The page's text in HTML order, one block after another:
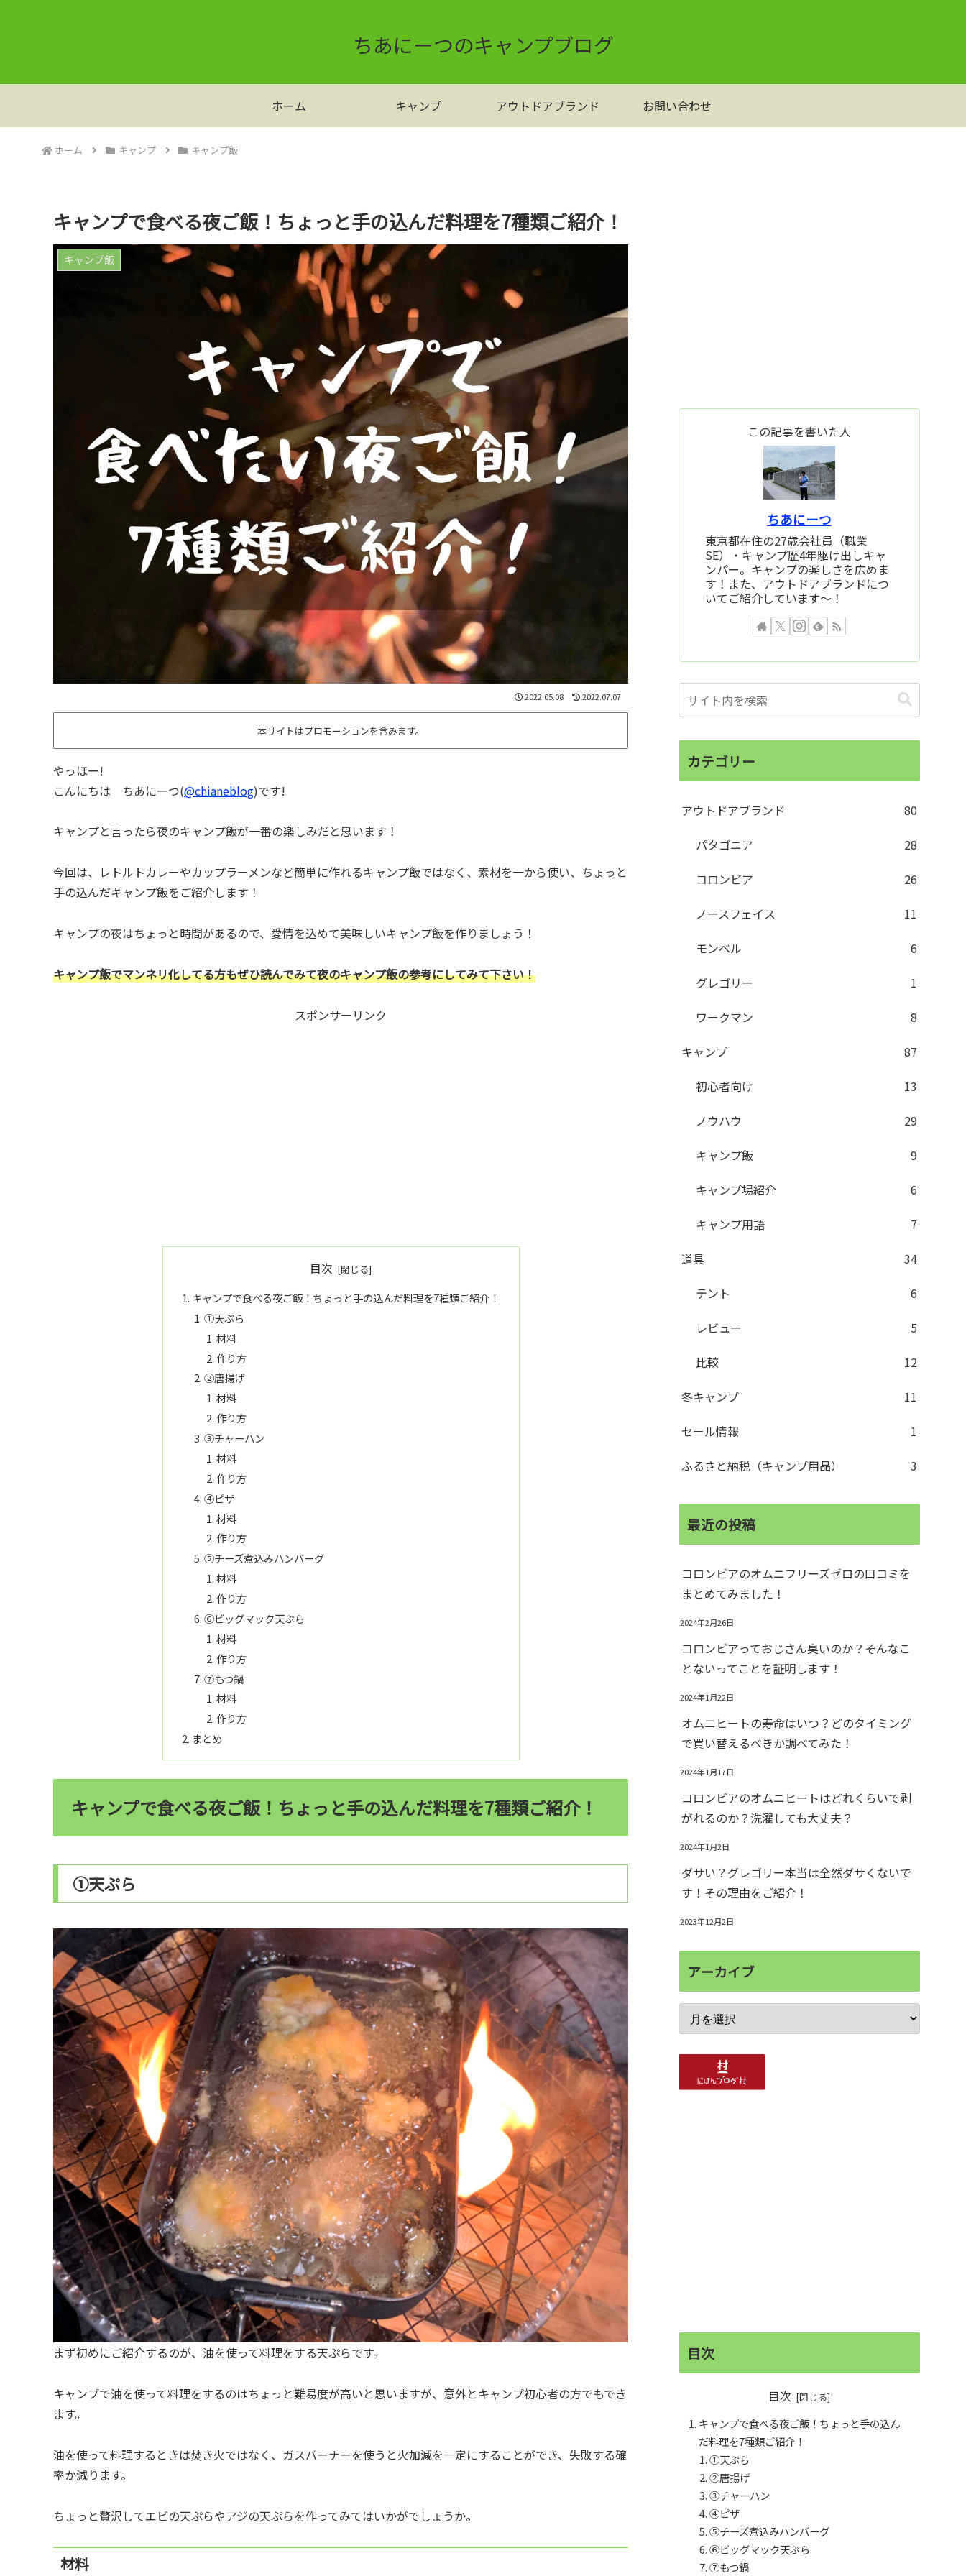
ちあにーつのキャンプブログ
ホーム キャンプ アウトドアブランド お問い合わせ
ホーム キャンプ キャンプ飯
キャンプで食べる夜ご飯！ちょっと手の込んだ料理を7種類ご紹介！
キャンプ飯
2022.05.08 2022.07.07
本サイトはプロモーションを含みます。
やっほー!
こんにちは ちあにーつ(@chianeblog)です!
キャンプと言ったら夜のキャンプ飯が一番の楽しみだと思います！
今回は、レトルトカレーやカップラーメンなど簡単に作れるキャンプ飯ではなく、素材を一から使い、ちょっと
手の込んだキャンプ飯をご紹介します！
キャンプの夜はちょっと時間があるので、愛情を込めて美味しいキャンプ飯を作りましょう！
キャンプ飯でマンネリ化してる方もぜひ読んでみて夜のキャンプ飯の参考にしてみて下さい！
スポンサーリンク
目次
キャンプで食べる夜ご飯！ちょっと手の込んだ料理を7種類ご紹介！
①天ぷら
材料
作り方
②唐揚げ
材料
作り方
③チャーハン
材料
作り方
④ピザ
材料
作り方
⑤チーズ煮込みハンバーグ
材料
作り方
⑥ビッグマック天ぷら
材料
作り方
⑦もつ鍋
材料
作り方
まとめ
キャンプで食べる夜ご飯！ちょっと手の込んだ料理を7種類ご紹介！
①天ぷら
まず初めにご紹介するのが、油を使って料理をする天ぷらです。
キャンプで油を使って料理をするのはちょっと難易度が高いと思いますが、意外とキャンプ初心者の方でもでき
ます。
油を使って料理するときは焚き火ではなく、ガスバーナーを使うと火加減を一定にすることができ、失敗する確
率か減ります。
ちょっと贅沢してエビの天ぷらやアジの天ぷらを作ってみてはいかがでしょうか。
材料
この記事を書いた人
ちあにーつ
東京都在住の27歳会社員（職業
SE）・キャンプ歴4年駆け出しキャ
ンパー。キャンプの楽しさを広めま
す！また、アウトドアブランドにつ
いてご紹介しています～！
カテゴリー
アウトドアブランド
80
パタゴニア
28
コロンビア
26
ノースフェイス
11
モンベル
6
グレゴリー
1
ワークマン
8
キャンプ
87
初心者向け
13
ノウハウ
29
キャンプ飯
9
キャンプ場紹介
6
キャンプ用語
7
道具
34
テント
6
レビュー
5
比較
12
冬キャンプ
11
セール情報
1
ふるさと納税（キャンプ用品）
3
最近の投稿
コロンビアのオムニフリーズゼロの口コミを
まとめてみました！
2024年2月26日
コロンビアっておじさん臭いのか？そんなこ
とないってことを証明します！
2024年1月22日
オムニヒートの寿命はいつ？どのタイミング
で買い替えるべきか調べてみた！
2024年1月17日
コロンビアのオムニヒートはどれくらいで剥
がれるのか？洗濯しても大丈夫？
2024年1月2日
ダサい？グレゴリー本当は全然ダサくないで
す！その理由をご紹介！
2023年12月2日
アーカイブ
目次
目次
キャンプで食べる夜ご飯！ちょっと手の込ん
だ料理を7種類ご紹介！
①天ぷら
②唐揚げ
③チャーハン
④ピザ
⑤チーズ煮込みハンバーグ
⑥ビッグマック天ぷら
⑦もつ鍋